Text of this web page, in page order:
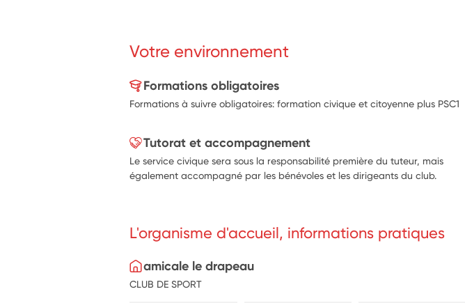
Votre environnement
Formations obligatoires
Formations à suivre obligatoires: formation civique et citoyenne plus PSC1
Tutorat et accompagnement
Le service civique sera sous la responsabilité première du tuteur, mais
également accompagné par les bénévoles et les dirigeants du club.
L'organisme d'accueil, informations pratiques
amicale le drapeau
CLUB DE SPORT